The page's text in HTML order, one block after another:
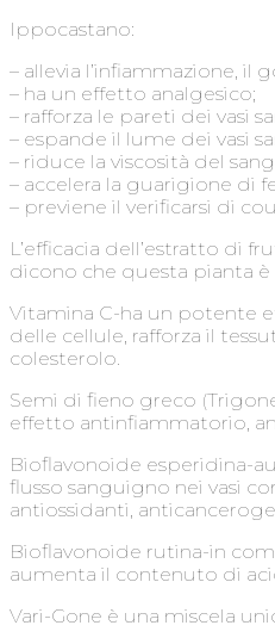
Ippocastano:
– allevia l’infiammazione, il
– ha un effetto analgesico;
– rafforza le pareti dei vasi
– espande il lume dei vasi
– riduce la viscosità del
– accelera la guarigione di
– previene il verificarsi di
L’efficacia dell’estratto di
dicono che questa pianta
Vitamina C-ha un potente
delle cellule, rafforza il
colesterolo.
Semi di fieno greco
effetto antinfiammatorio,
Bioflavonoide esperidina-
flusso sanguigno nei vasi
antiossidanti,
Bioflavonoide rutina-in
aumenta il contenuto di
Vari-Gone è una miscela